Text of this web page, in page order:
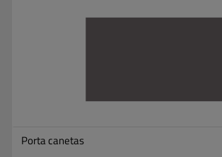
Porta canetas